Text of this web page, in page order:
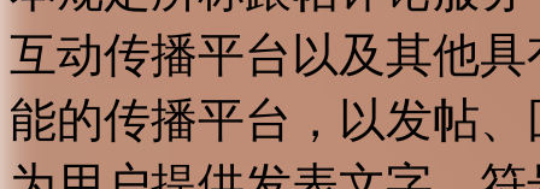
互动传播平台以及其他
能的传播平台，以发帖